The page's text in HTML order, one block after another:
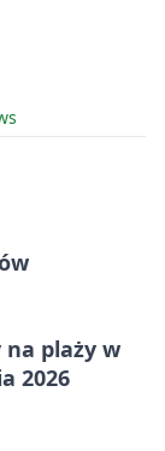
plaży w
2026